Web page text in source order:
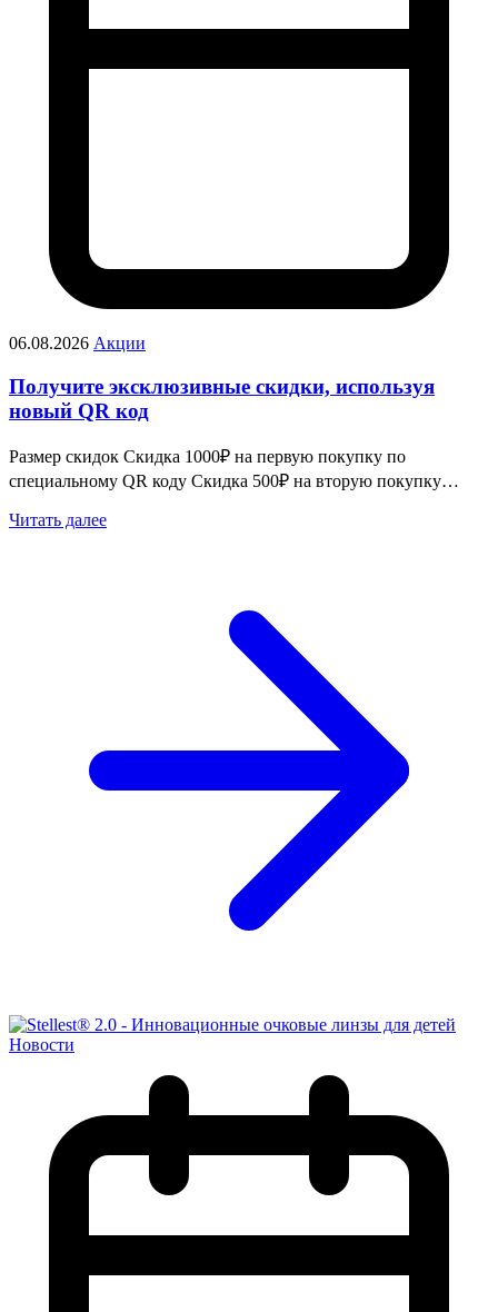
06.08.2026 Акции
Получите эксклюзивные скидки, используя
новый QR код
Размер скидок Скидка 1000₽ на первую покупку по
специальному QR коду Скидка 500₽ на вторую покупку…
Читать далее
Новости